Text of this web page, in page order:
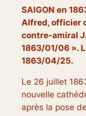
SAIGON en
Alfred, officier
contre-amiral
1863/01/06 ».
1863/04/25.
Le 26 juillet
nouvelle
après la pose